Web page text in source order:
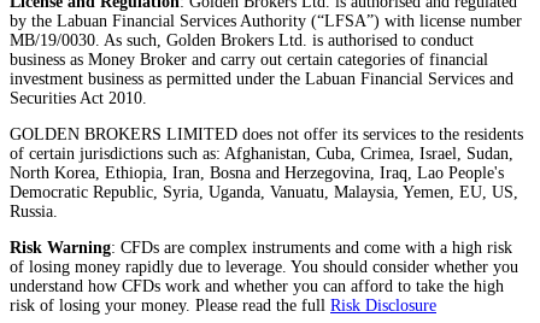
by the Labuan Financial Services Authority (“LFSA”) with license number
MB/19/0030. As such, Golden Brokers Ltd. is authorised to conduct
business as Money Broker and carry out certain categories of financial
investment business as permitted under the Labuan Financial Services and
Securities Act 2010.
GOLDEN BROKERS LIMITED does not offer its services to the residents
of certain jurisdictions such as: Afghanistan, Cuba, Crimea, Israel, Sudan,
North Korea, Ethiopia, Iran, Bosna and Herzegovina, Iraq, Lao People's
Democratic Republic, Syria, Uganda, Vanuatu, Malaysia, Yemen, EU, US,
Russia.
Risk Warning: CFDs are complex instruments and come with a high risk
of losing money rapidly due to leverage. You should consider whether you
understand how CFDs work and whether you can afford to take the high
risk of losing your money. Please read the full Risk Disclosure